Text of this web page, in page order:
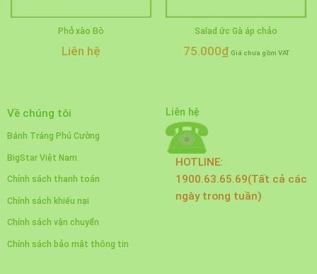
Phở xào Bò
Liên hệ
Salad ức Gà áp chảo
75.000₫ Giá chưa gồm VAT
Về chúng tôi
Bánh Tráng Phú Cường
BigStar Việt Nam
Chính sách thanh toán
Chính sách khiếu nại
Chính sách vận chuyển
Chính sách bảo mật thông tin
Liên hệ
HOTLINE:
1900.63.65.69(Tất cả các
ngày trong tuần)